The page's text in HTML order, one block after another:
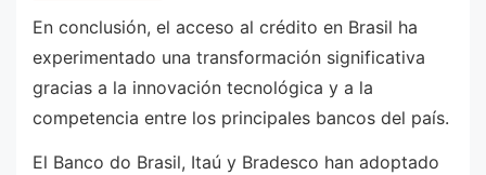
En conclusión, el acceso al crédito en Brasil ha
experimentado una transformación significativa
gracias a la innovación tecnológica y a la
competencia entre los principales bancos del país.
El Banco do Brasil, Itaú y Bradesco han adoptado